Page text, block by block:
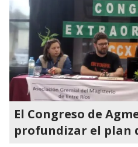
El Congreso de
profundizar el plan